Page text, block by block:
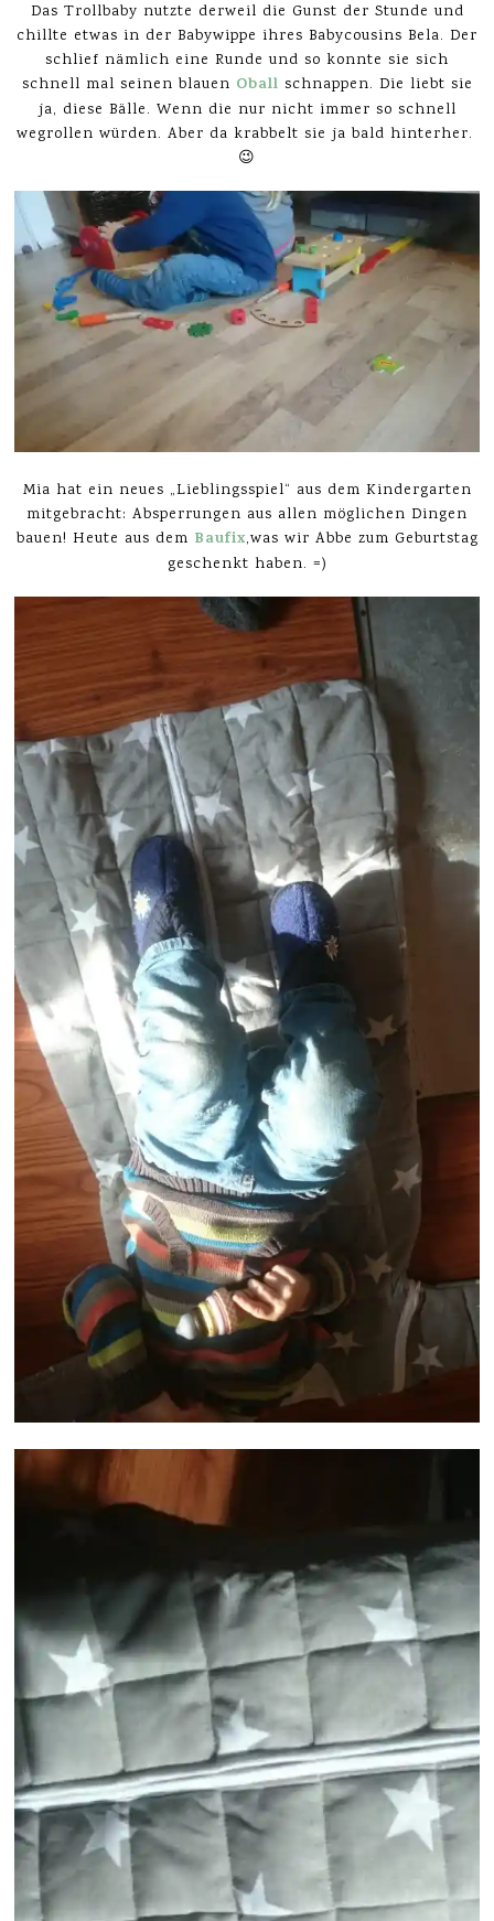
Das Trollbaby nutzte derweil die Gunst der Stunde und
chillte etwas in der Babywippe ihres Babycousins Bela. Der
schlief nämlich eine Runde und so konnte sie sich
schnell mal seinen blauen Oball schnappen. Die liebt sie
ja, diese Bälle. Wenn die nur nicht immer so schnell
wegrollen würden. Aber da krabbelt sie ja bald hinterher.
😉
Mia hat ein neues „Lieblingsspiel“ aus dem Kindergarten
mitgebracht: Absperrungen aus allen möglichen Dingen
bauen! Heute aus dem Baufix,was wir Abbe zum Geburtstag
geschenkt haben. =)